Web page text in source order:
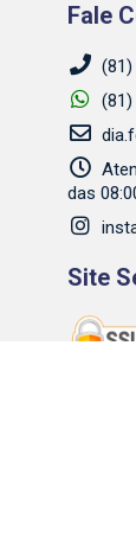
Fale
(81)
(81)
das
Site